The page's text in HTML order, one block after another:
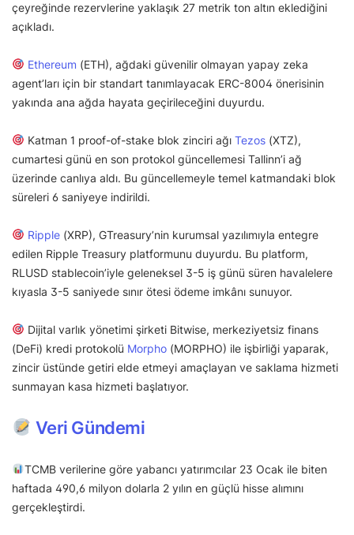
çeyreğinde rezervlerine yaklaşık 27 metrik ton altın eklediğini
açıkladı.
Ethereum (ETH), ağdaki güvenilir olmayan yapay zeka
agent’ları için bir standart tanımlayacak ERC-8004 önerisinin
yakında ana ağda hayata geçirileceğini duyurdu.
Katman 1 proof-of-stake blok zinciri ağı Tezos(XTZ),
cumartesi günü en son protokol güncellemesi Tallinn’i ağ
üzerinde canlıya aldı. Bu güncellemeyle temel katmandaki blok
süreleri 6 saniyeye indirildi.
Ripple(XRP), GTreasury’nin kurumsal yazılımıyla entegre
edilen Ripple Treasury platformunu duyurdu. Bu platform,
RLUSD stablecoin’iyle geleneksel 3-5 iş günü süren havalelere
kıyasla 3-5 saniyede sınır ötesi ödeme imkânı sunuyor.
Dijital varlık yönetimi şirketi Bitwise, merkeziyetsiz finans
(DeFi) kredi protokolü Morpho (MORPHO) ile işbirliği yaparak,
zincir üstünde getiri elde etmeyi amaçlayan ve saklama hizmeti
sunmayan kasa hizmeti başlatıyor.
Veri Gündemi
TCMB verilerine göre yabancı yatırımcılar 23 Ocak ile biten
haftada 490,6 milyon dolarla 2 yılın en güçlü hisse alımını
gerçekleştirdi.